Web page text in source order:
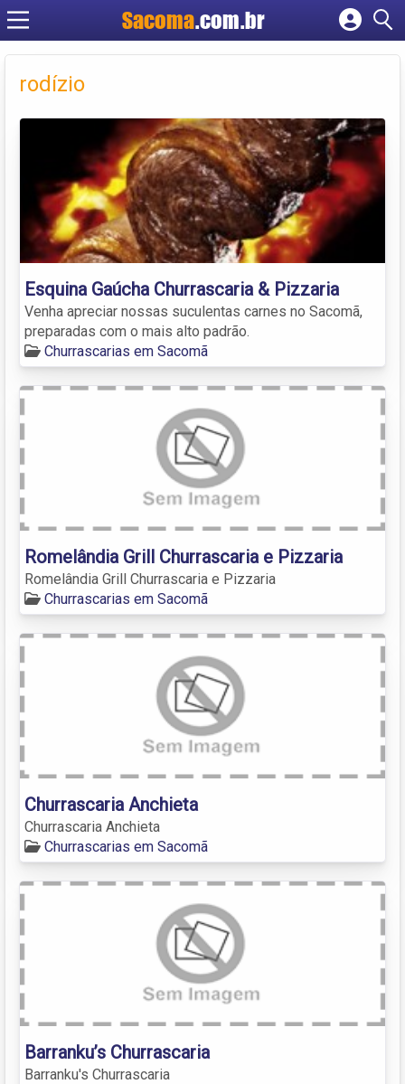
Sacoma.com.br
Cadastrar empresa
rodízio
Esquina Gaúcha Churrascaria & Pizzaria
Venha apreciar nossas suculentas carnes no Sacomã,
preparadas com o mais alto padrão.
Churrascarias em Sacomã
Romelândia Grill Churrascaria e Pizzaria
Romelândia Grill Churrascaria e Pizzaria
Churrascarias em Sacomã
Churrascaria Anchieta
Churrascaria Anchieta
Churrascarias em Sacomã
Barranku’s Churrascaria
Barranku's Churrascaria